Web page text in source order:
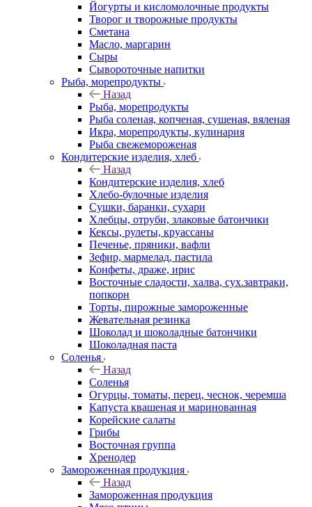
Йогурты и кисломолочные продукты
Творог и творожные продукты
Сметана
Масло, маргарин
Сыры
Сывороточные напитки
Рыба, морепродукты
Назад
Рыба, морепродукты
Рыба соленая, копченая, сушеная, вяленая
Икра, морепродукты, кулинария
Рыба свежемороженая
Кондитерские изделия, хлеб
Назад
Кондитерские изделия, хлеб
Хлебо-булочные изделия
Сушки, баранки, сухари
Хлебцы, отруби, злаковые батончики
Кексы, рулеты, круассаны
Печенье, пряники, вафли
Зефир, мармелад, пастила
Конфеты, драже, ирис
Восточные сладости, халва, сух.завтраки,
попкорн
Торты, пирожные замороженные
Жевательная резинка
Шоколад и шоколадные батончики
Шоколадная паста
Соленья
Назад
Соленья
Огурцы, томаты, перец, чеснок, черемша
Капуста квашеная и маринованная
Корейские салаты
Грибы
Восточная группа
Хренодер
Замороженная продукция
Назад
Замороженная продукция